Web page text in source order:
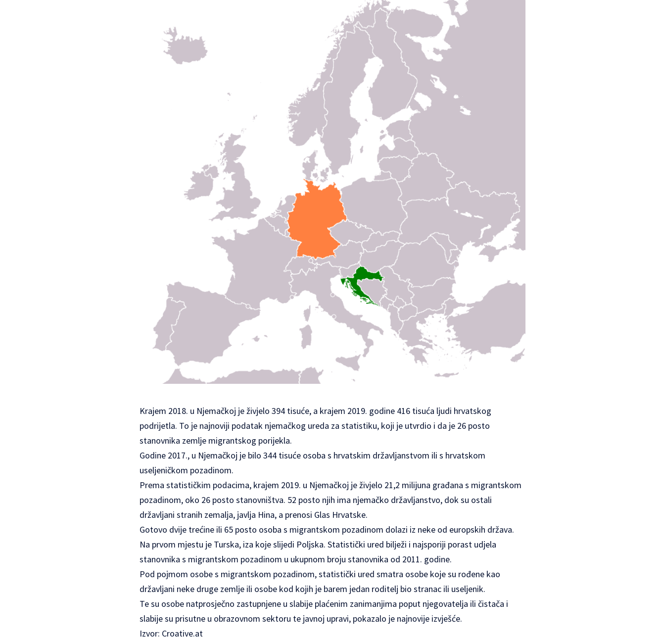
Krajem 2018. u Njemačkoj je živjelo 394 tisuće, a krajem 2019. godine 416 tisuća ljudi hrvatskog
podrijetla. To je najnoviji podatak njemačkog ureda za statistiku, koji je utvrdio i da je 26 posto
stanovnika zemlje migrantskog porijekla.
Godine 2017., u Njemačkoj je bilo 344 tisuće osoba s hrvatskim državljanstvom ili s hrvatskom
useljeničkom pozadinom.
Prema statističkim podacima, krajem 2019. u Njemačkoj je živjelo 21,2 milijuna građana s migrantskom
pozadinom, oko 26 posto stanovništva. 52 posto njih ima njemačko državljanstvo, dok su ostali
državljani stranih zemalja, javlja Hina, a prenosi Glas Hrvatske.
Gotovo dvije trećine ili 65 posto osoba s migrantskom pozadinom dolazi iz neke od europskih država.
Na prvom mjestu je Turska, iza koje slijedi Poljska. Statistički ured bilježi i najsporiji porast udjela
stanovnika s migrantskom pozadinom u ukupnom broju stanovnika od 2011. godine.
Pod pojmom osobe s migrantskom pozadinom, statistički ured smatra osobe koje su rođene kao
državljani neke druge zemlje ili osobe kod kojih je barem jedan roditelj bio stranac ili useljenik.
Te su osobe natprosječno zastupnjene u slabije plaćenim zanimanjima poput njegovatelja ili čistača i
slabije su prisutne u obrazovnom sektoru te javnoj upravi, pokazalo je najnovije izvješće.
Izvor: Croative.at